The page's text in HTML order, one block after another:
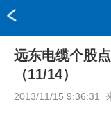
远东电缆个股
（11/14）
2013/11/15 9:36:31